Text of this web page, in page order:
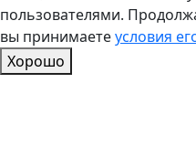
пользователями.
вы принимаетеусловия
Хорошо